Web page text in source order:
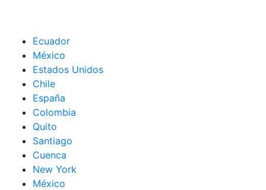
Ecuador
México
Estados Unidos
Chile
España
Colombia
Quito
Santiago
Cuenca
New York
México